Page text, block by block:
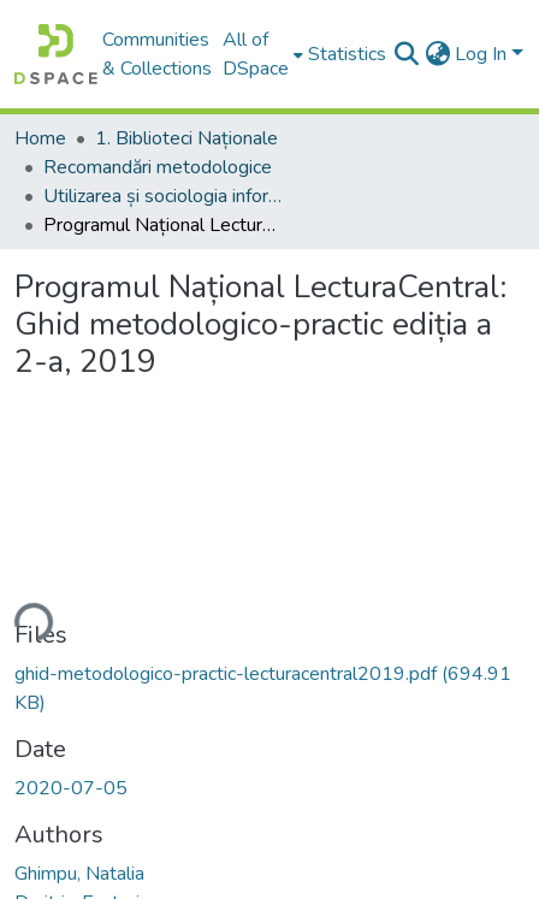
Communities
& Collections
All of
DSpace
Statistics Log In
Home
1. Biblioteci Naționale
Recomandări metodologice
Utilizarea și sociologia informației
Programul Național LecturaCentral: Ghid metodologico-practic ediția a 2-a, 2019
Programul Național LecturaCentral:
Ghid metodologico-practic ediția a
2-a, 2019
Files
ghid-metodologico-practic-lecturacentral2019.pdf(694.91
KB)
Date
2020-07-05
Authors
Ghimpu, Natalia